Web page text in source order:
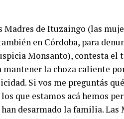
Madres de Ituzaingo (las
en Córdoba, para
Monsanto), contesta el
la choza caliente
Si vos me preguntás
los que estamos acá hemos
desarmado la familia. Las